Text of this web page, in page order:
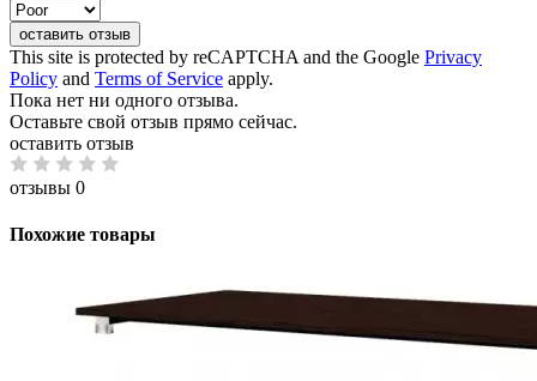
оставить отзыв
This site is protected by reCAPTCHA and the Google Privacy
Policy and Terms of Service apply.
Пока нет ни одного отзыва.
Оставьте свой отзыв прямо сейчас.
оставить отзыв
отзывы 0
Похожие товары